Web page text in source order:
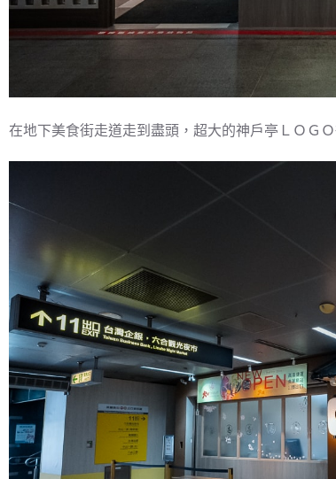
在地下美食街走道走到盡頭，超大的神戶亭ＬＯＧ